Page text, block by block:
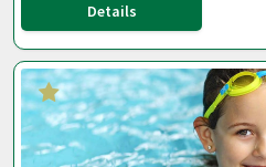
Details